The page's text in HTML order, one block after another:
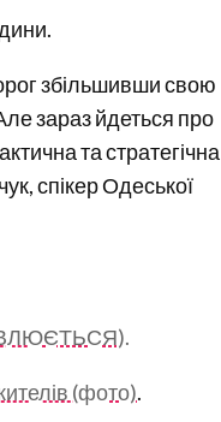
збільшивши свою
зараз йдеться про
та стратегічна
спікер Одеської
(фото).